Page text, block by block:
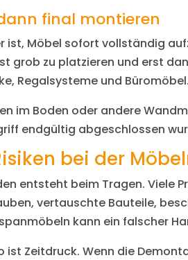
final montieren
ist, Möbel sofort vollständig
grob zu platzieren und erst
Regalsysteme und
im Boden oder andere
endgültig abgeschlossen
bei der
entsteht beim Tragen. Viele
vertauschte Bauteile,
kann ein falscher
ist Zeitdruck. Wenn die